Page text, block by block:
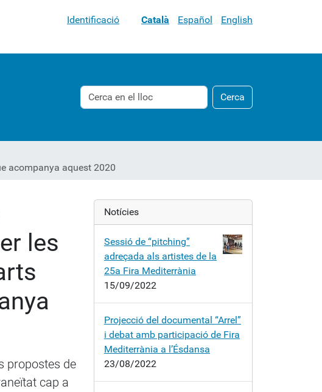
Identificació Català Español English
Cerca Cerca
Cerca
avançada…
acompanya aquest 2020
les
propostes de
cap a
Notícies
Sessió de “pitching”
adreçada als artistes de la
25a Fira Mediterrània
15/09/2022
Projecció del documental “Arrel”
i debat amb participació de Fira
Mediterrània a l’Ésdansa
23/08/2022